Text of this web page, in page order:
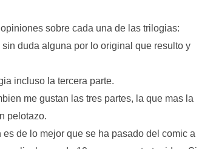
sobre cada una de las trilogias:
duda alguna por lo original que resulto y
incluso la tercera parte.
me gustan las tres partes, la que mas la
pelotazo.
de lo mejor que se ha pasado del comic a